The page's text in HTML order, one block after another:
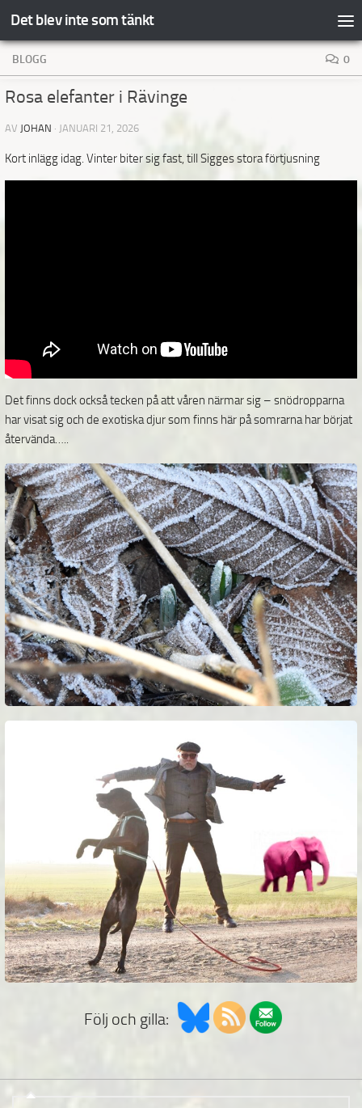
Hoppa till innehåll
Det blev inte som tänkt
BLOGG 0
Rosa elefanter i Rävinge
AV JOHAN · JANUARI 21, 2026
Kort inlägg idag. Vinter biter sig fast, till Sigges stora förtjusning
Det finns dock också tecken på att våren närmar sig – snödropparna
har visat sig och de exotiska djur som finns här på somrarna har börjat
återvända…..
Följ och gilla: